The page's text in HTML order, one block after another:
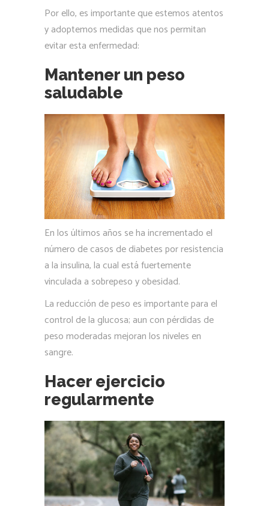
Por ello, es importante que estemos atentos
y adoptemos medidas que nos permitan
evitar esta enfermedad:
Mantener un peso
saludable
En los últimos años se ha incrementado el
número de casos de diabetes por resistencia
a la insulina, la cual está fuertemente
vinculada a sobrepeso y obesidad.
La reducción de peso es importante para el
control de la glucosa; aun con pérdidas de
peso moderadas mejoran los niveles en
sangre.
Hacer ejercicio
regularmente